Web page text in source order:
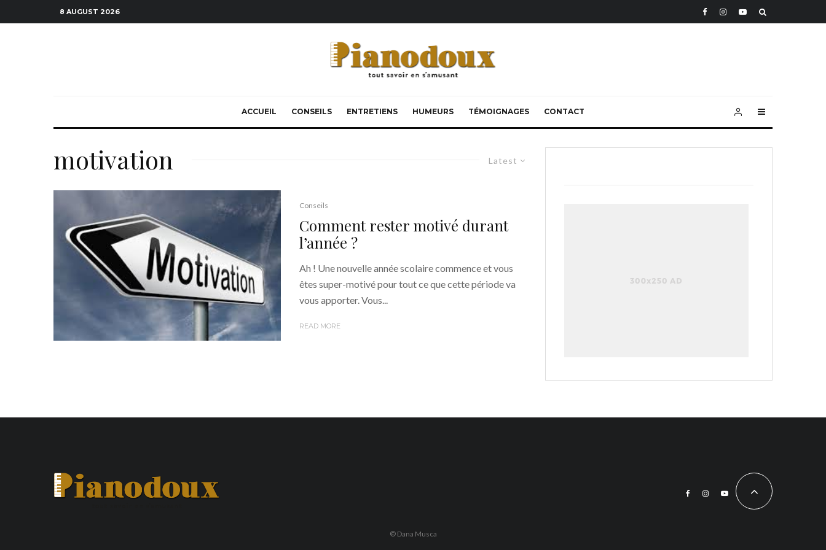
8 AUGUST 2026
ACCUEIL CONSEILS ENTRETIENS HUMEURS TÉMOIGNAGES CONTACT
Latest
motivation
Conseils
Comment rester motivé durant
l’année ?
Ah ! Une nouvelle année scolaire commence et vous
êtes super-motivé pour tout ce que cette période va
vous apporter. Vous...
READ MORE
© Dana Musca